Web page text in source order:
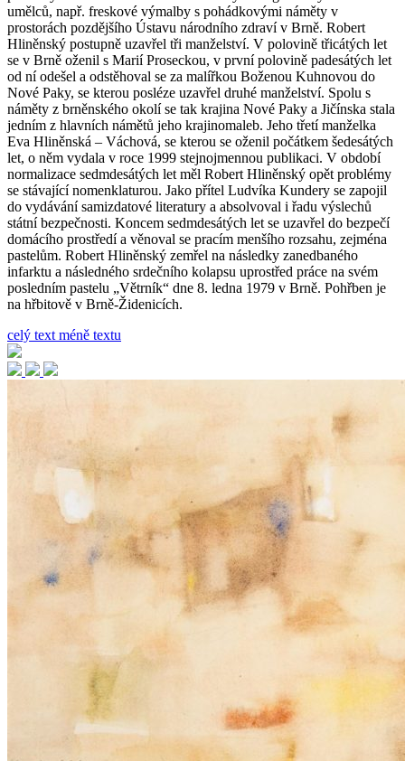
umělců, např. freskové výmalby s pohádkovými náměty v
prostorách pozdějšího Ústavu národního zdraví v Brně. Robert
Hliněnský postupně uzavřel tři manželství. V polovině třicátých let
se v Brně oženil s Marií Proseckou, v první polovině padesátých let
od ní odešel a odstěhoval se za malířkou Boženou Kuhnovou do
Nové Paky, se kterou posléze uzavřel druhé manželství. Spolu s
náměty z brněnského okolí se tak krajina Nové Paky a Jičínska stala
jedním z hlavních námětů jeho krajinomaleb. Jeho třetí manželka
Eva Hliněnská – Váchová, se kterou se oženil počátkem šedesátých
let, o něm vydala v roce 1999 stejnojmennou publikaci. V období
normalizace sedmdesátých let měl Robert Hliněnský opět problémy
se stávající nomenklaturou. Jako přítel Ludvíka Kundery se zapojil
do vydávání samizdatové literatury a absolvoval i řadu výslechů
státní bezpečnosti. Koncem sedmdesátých let se uzavřel do bezpečí
domácího prostředí a věnoval se pracím menšího rozsahu, zejména
pastelům. Robert Hliněnský zemřel na následky zanedbaného
infarktu a následného srdečního kolapsu uprostřed práce na svém
posledním pastelu „Větrník“ dne 8. ledna 1979 v Brně. Pohřben je
na hřbitově v Brně-Židenicích.
celý text méně textu